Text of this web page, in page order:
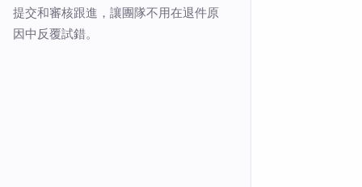
提交和審核跟進，讓團隊不用在退件原
因中反覆試錯。